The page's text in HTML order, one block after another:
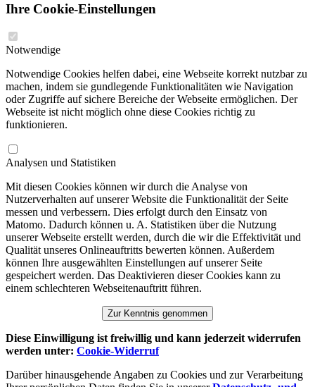
Ihre Cookie-Einstellungen
Notwendige
Notwendige Cookies helfen dabei, eine Webseite korrekt nutzbar zu
machen, indem sie gundlegende Funktionalitäten wie Navigation
oder Zugriffe auf sichere Bereiche der Webseite ermöglichen. Der
Webseite ist nicht möglich ohne diese Cookies richtig zu
funktionieren.
Analysen und Statistiken
Mit diesen Cookies können wir durch die Analyse von
Nutzerverhalten auf unserer Website die Funktionalität der Seite
messen und verbessern. Dies erfolgt durch den Einsatz von
Matomo. Dadurch können u. A. Statistiken über die Nutzung
unserer Webseite erstellt werden, durch die wir die Effektivität und
Qualität unseres Onlineauftritts bewerten können. Außerdem
können Ihre ausgewählten Einstellungen auf unserer Seite
gespeichert werden. Das Deaktivieren dieser Cookies kann zu
einem schlechteren Webseitenauftritt führen.
Zur Kenntnis genommen
Diese Einwilligung ist freiwillig und kann jederzeit widerrufen
werden unter: Cookie-Widerruf
Darüber hinausgehende Angaben zu Cookies und zur Verarbeitung